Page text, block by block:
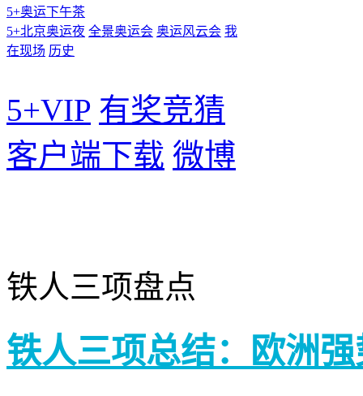
5+奥运下午茶
5+北京奥运夜 全景奥运会 奥运风云会 我
在现场 历史
5+VIP 有奖竞猜
客户端下载 微博
铁人三项盘点
铁人三项总结：欧洲